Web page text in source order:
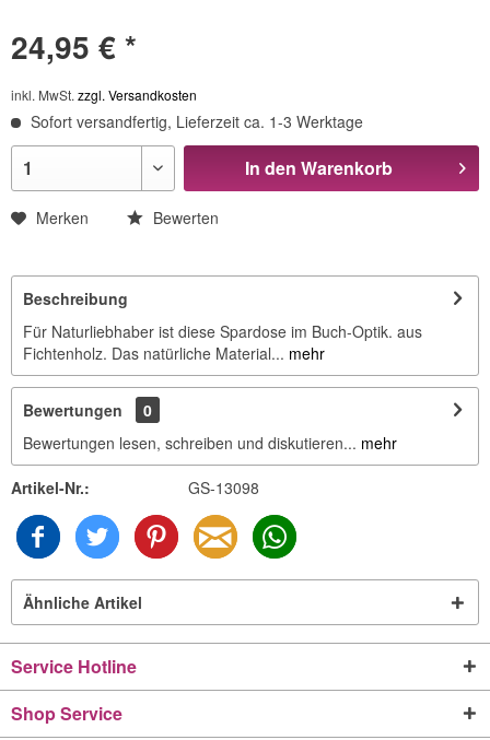
24,95 € *
inkl. MwSt. zzgl. Versandkosten
Sofort versandfertig, Lieferzeit ca. 1-3 Werktage
In den Warenkorb
Merken Bewerten
Beschreibung
Für Naturliebhaber ist diese Spardose im Buch-Optik. aus
Fichtenholz. Das natürliche Material... mehr
Bewertungen
0
Bewertungen lesen, schreiben und diskutieren... mehr
Artikel-Nr.: GS-13098
Ähnliche Artikel
Service Hotline
Shop Service